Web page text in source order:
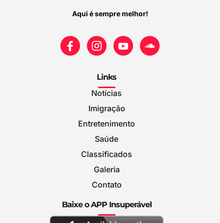
Aqui é sempre melhor!
Links
Notícias
Imigração
Entretenimento
Saúde
Classificados
Galeria
Contato
Baixe o APP Insuperável